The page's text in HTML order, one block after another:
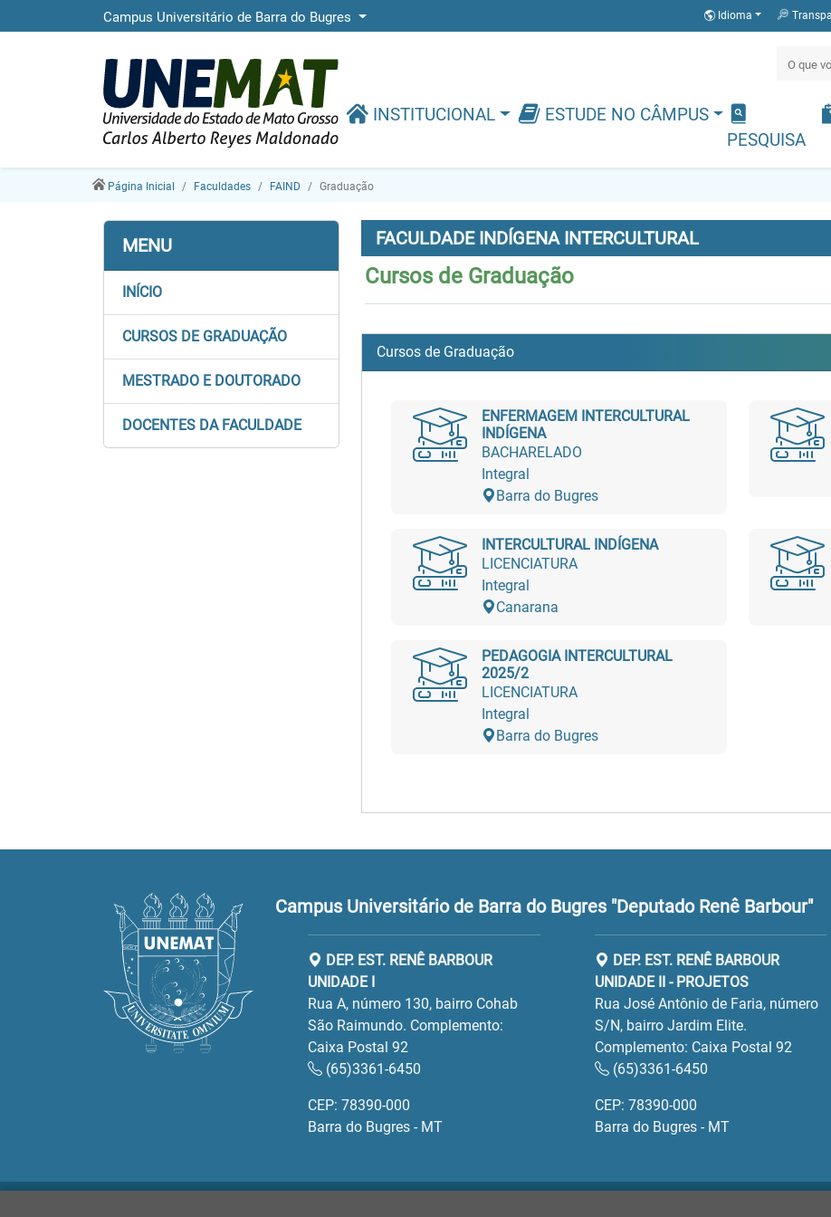
Campus Universitário de Barra do Bugres Idioma
INSTITUCIONAL
ESTUDE NO CÂMPUS
PESQUISA
Página Inicial Faculdades FAIND Graduação
MENU
INÍCIO
CURSOS DE GRADUAÇÃO
MESTRADO E DOUTORADO
DOCENTES DA FACULDADE
FACULDADE INDÍGENA INTERCULTURAL
Cursos de Graduação
Cursos de Graduação
ENFERMAGEM INTERCULTURAL
INDÍGENA
BACHARELADO
Integral
Barra do Bugres
INTERCULTURAL INDÍGENA
LICENCIATURA
Integral
Canarana
PEDAGOGIA INTERCULTURAL
2025/2
LICENCIATURA
Integral
Barra do Bugres
Campus Universitário de Barra do Bugres "Deputado Renê Barbour"
DEP. EST. RENÊ BARBOUR
UNIDADE I
Rua A, número 130, bairro Cohab
São Raimundo. Complemento:
Caixa Postal 92
(65)3361-6450
CEP: 78390-000
Barra do Bugres - MT
DEP. EST. RENÊ BARBOUR
UNIDADE II - PROJETOS
Rua José Antônio de Faria, número
S/N, bairro Jardim Elite.
Complemento: Caixa Postal 92
(65)3361-6450
CEP: 78390-000
Barra do Bugres - MT